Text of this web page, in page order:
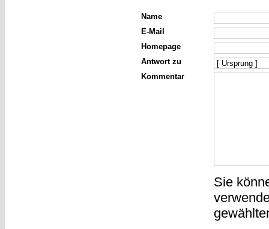
Name
E-Mail
Homepage
Antwort zu
Kommentar
Sie